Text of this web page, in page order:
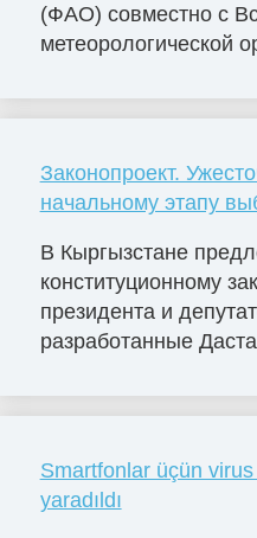
(ФАО) совместно с
метеорологической
Законопроект.
начальному этапу
В Кыргызстане
конституционному
президента и
разработанные
Smartfonlar üçün
yaradıldı